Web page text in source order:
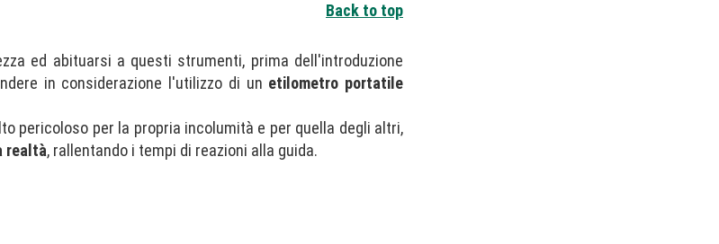
Back to top
ed abituarsi a questi strumenti, prima dell'introduzione
in considerazione l'utilizzo di un etilometro portatile
pericoloso per la propria incolumità e per quella degli altri,
realtà, rallentando i tempi di reazioni alla guida.